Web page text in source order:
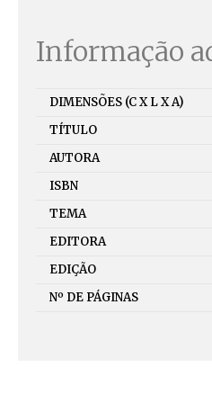
Informação
DIMENSÕES (C X L X A)
TÍTULO
AUTORA
ISBN
TEMA
EDITORA
EDIÇÃO
Nº DE PÁGINAS